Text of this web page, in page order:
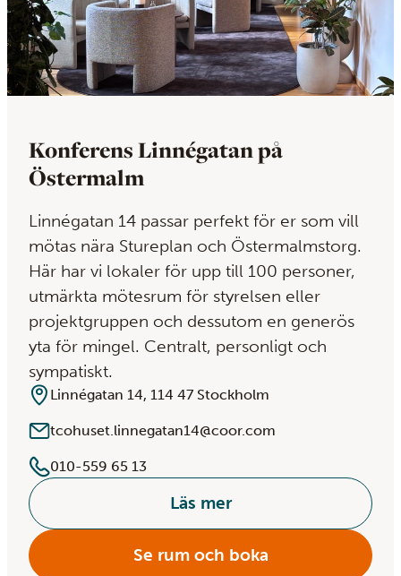
Konferens Linnégatan på
Östermalm
Linnégatan 14 passar perfekt för er som vill
mötas nära Stureplan och Östermalmstorg.
Här har vi lokaler för upp till 100 personer,
utmärkta mötesrum för styrelsen eller
projektgruppen och dessutom en generös
yta för mingel. Centralt, personligt och
sympatiskt.
Linnégatan 14, 114 47 Stockholm
tcohuset.linnegatan14@coor.com
010-559 65 13
Läs mer
Se rum och boka